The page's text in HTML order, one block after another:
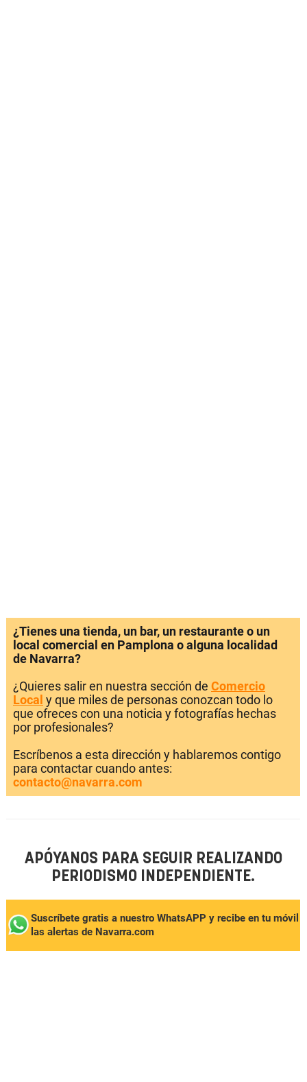
¿Tienes una tienda, un bar, un restaurante o un
local comercial en Pamplona o alguna localidad
de Navarra?
¿Quieres salir en nuestra sección de Comercio
Local y que miles de personas conozcan todo lo
que ofreces con una noticia y fotografías hechas
por profesionales?
Escríbenos a esta dirección y hablaremos contigo
para contactar cuando antes:
contacto@navarra.com
APÓYANOS PARA SEGUIR REALIZANDO
PERIODISMO INDEPENDIENTE.
Suscríbete gratis a nuestro WhatsAPP y recibe en tu móvil
las alertas de Navarra.com